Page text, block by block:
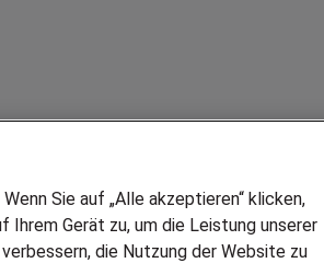
Sie auf „Alle akzeptieren“ klicken,
Ihrem Gerät zu, um die Leistung unserer
die Nutzung der Website zu